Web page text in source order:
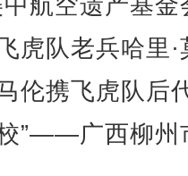
空遗产基金
虎队老兵哈里·
伦携飞虎队后
”——广西柳州